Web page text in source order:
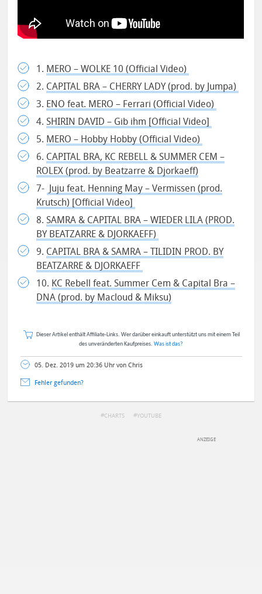
1. MERO – WOLKE 10 (Official Video)
2. CAPITAL BRA – CHERRY LADY (prod. by Jumpa)
3. ENO feat. MERO – Ferrari (Official Video)
4.SHIRIN DAVID – Gib ihm [Official Video]
5. MERO – Hobby Hobby (Official Video)
6. CAPITAL BRA, KC REBELL & SUMMER CEM –
ROLEX (prod. by Beatzarre & Djorkaeff)
7- Juju feat. Henning May – Vermissen (prod.
Krutsch) [Official Video]
8.SAMRA & CAPITAL BRA – WIEDER LILA (PROD.
BY BEATZARRE & DJORKAEFF)
9. CAPITAL BRA & SAMRA – TILIDIN PROD. BY
BEATZARRE & DJORKAEFF
10. KC Rebell feat. Summer Cem & Capital Bra –
DNA (prod. by Macloud & Miksu)
Dieser Artikel enthält Affiliate-Links. Wer darüber einkauft unterstützt uns mit einem Teil
des unveränderten Kaufpreises. Was ist das?
05. Dez. 2019 um 20:36 Uhr von Chris
Fehler gefunden?
CHARTS YOUTUBE